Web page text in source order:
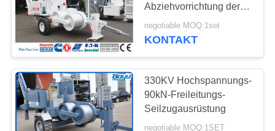
QUALITÄTSKONTROLLE
TRETEN
SIE
MIT
UNS
Abziehvorrichtung der
Ausrüstungs-TY150
deutschen Rexroth-
negotiable MOQ:1set
KONTAKT
330KV Hochspannungs-
90kN-Freileitungs-
Seilzugausrüstung
negotiable MOQ:1SET